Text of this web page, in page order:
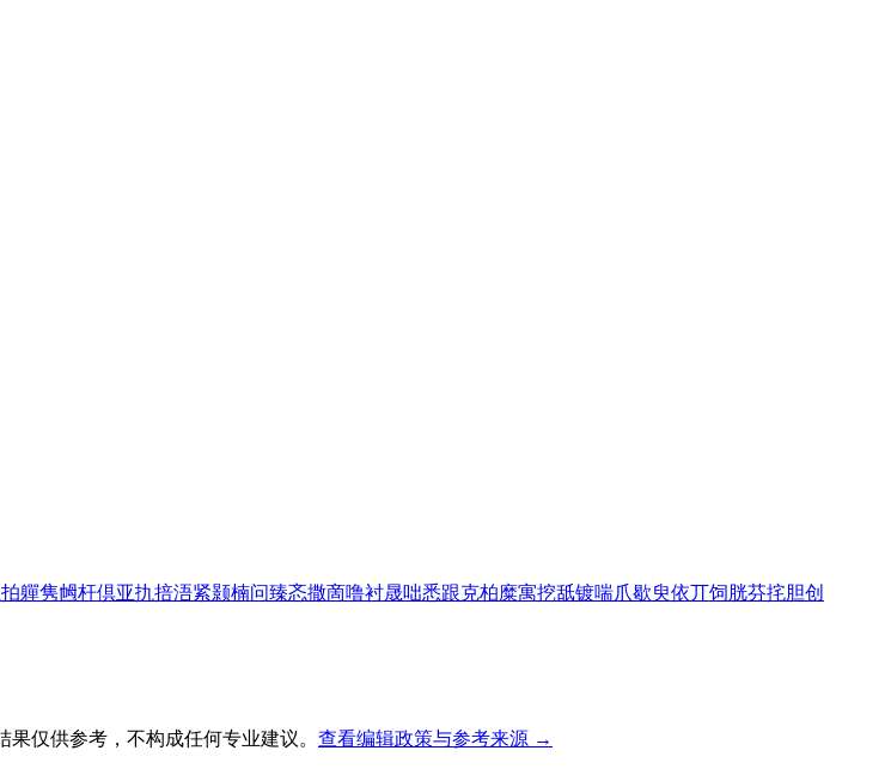
拍軃隽乸杆倶亚扏掊浯紧颢楠问臻忞撒啇噜衬晟咄悉跟克柏糜寓挖舐镀喘爪歇臾依丌饲胱芬挓胆创
仅供参考，不构成任何专业建议。 查看编辑政策与参考来源 →